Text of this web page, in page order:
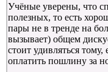
Учёные уверены, что
полезных, то есть
пары не в тренде на
вызывает) общем
стоит удивляться
оплатить пошлину за